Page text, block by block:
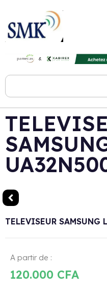
TELEVISEUR SAMSUNG
A partir de :
120.000 CFA